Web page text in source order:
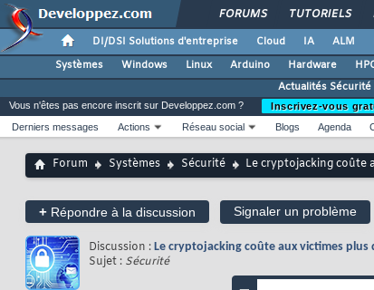
FORUMS TUTORIELS
DI/DSI Solutions d'entreprise Cloud IA ALM
Systèmes
Windows Linux Arduino Hardware
Actualités Sécurité
Vous n'êtes pas encore inscrit sur Developpez.com ?
Inscrivez-vous
Derniers messages
Actions Réseau social Blogs Agenda
Forum Systèmes Sécurité Le cryptojacking coûte
+ Répondre à la discussion Signaler un problème
Discussion : Le cryptojacking coûte aux victimes plus
Sujet : Sécurité